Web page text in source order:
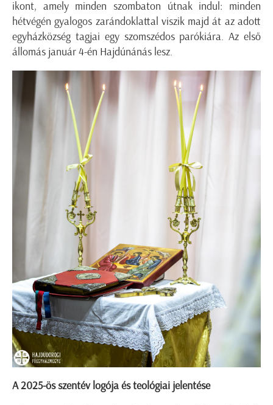
ikont, amely minden szombaton útnak indul: minden
hétvégén gyalogos zarándoklattal viszik majd át az adott
egyházközség tagjai egy szomszédos parókiára. Az első
állomás január 4-én Hajdúnánás lesz.
A 2025-ös szentév logója és teológiai jelentése